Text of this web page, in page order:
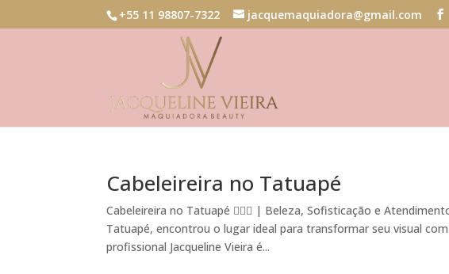
+55 11 98807-7322 jacquemaquiadora@gmail.com
Cabeleireira no Tatuapé
Cabeleireira no Tatuapé 💇‍♀️✨ | Beleza, Sofisticação e
Tatuapé, encontrou o lugar ideal para transformar seu visual
profissional Jacqueline Vieira é...